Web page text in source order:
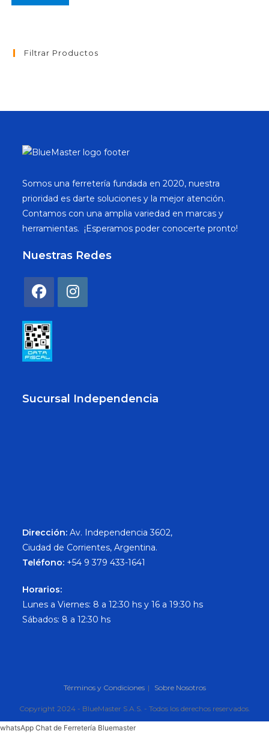
Filtrar Productos
Somos una ferretería fundada en 2020, nuestra
prioridad es darte soluciones y la mejor atención.
Contamos con una amplia variedad en marcas y
herramientas. ¡Esperamos poder conocerte pronto!
Nuestras Redes
Sucursal Independencia
Dirección: Av. Independencia 3602,
Ciudad de Corrientes, Argentina.
Teléfono: +54 9 379 433-1641
Horarios:
Lunes a Viernes: 8 a 12:30 hs y 16 a 19:30 hs
Sábados: 8 a 12:30 hs
Términos y Condiciones Sobre Nosotros
Copyright 2024 - BlueMaster S.A.S. - Todos los derechos reservados.
whatsApp Chat de Ferretería Bluemaster